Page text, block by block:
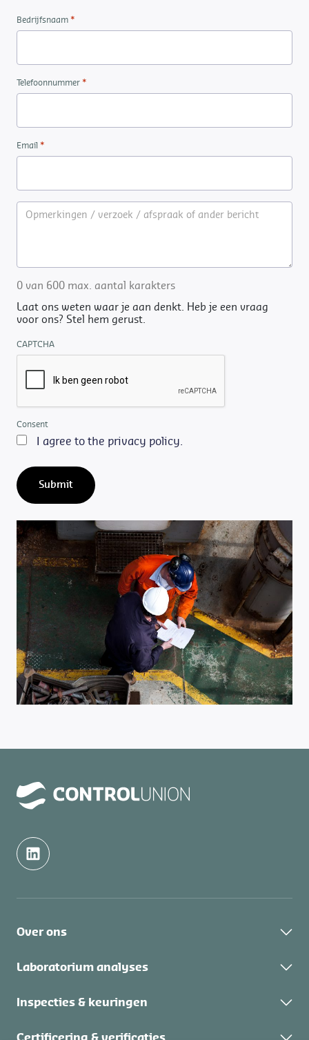
Bedrijfsnaam *
Telefoonnummer *
Email *
0 van 600 max. aantal karakters
Laat ons weten waar je aan denkt. Heb je een vraag
voor ons? Stel hem gerust.
CAPTCHA
Consent
I agree to the privacy policy.
Submit
Over ons
Over Control Union
Werken bij
Laboratorium analyses
Over laboratorium testen
Inspecties & keuringen
Certificering & verificaties